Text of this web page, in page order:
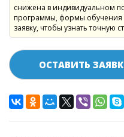
снижена в индивидуальном
программы, формы обучения
заявку, чтобы узнать точную
ОСТАВИТЬ